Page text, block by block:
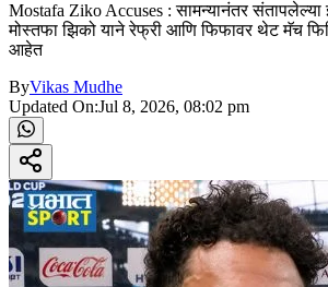
Mostafa Ziko Accuses : सामन्यानंतर संतापलेल्या
मोस्तफा झिको याने रेफ्री आणि फिफावर थेट मॅच
आहेत
ByVikas Mudhe
Updated On:Jul 8, 2026, 08:02 pm